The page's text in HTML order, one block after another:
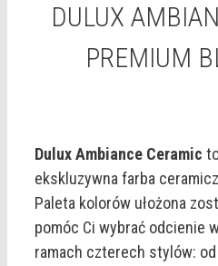
DULUX
PREMIUM
Dulux Ambiance Ceramic
ekskluzywna farba
Paleta kolorów ułożona
pomóc Ci wybrać odcienie
ramach czterech stylów: